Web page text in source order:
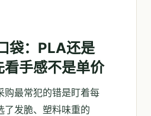
袋：PLA还是
看手感不是单价
购最常犯的错是盯着每
了发脆、塑料味重的